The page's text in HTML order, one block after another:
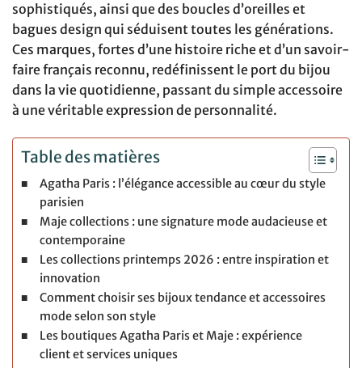
sophistiqués, ainsi que des boucles d’oreilles et
bagues design qui séduisent toutes les générations.
Ces marques, fortes d’une histoire riche et d’un savoir-
faire français reconnu, redéfinissent le port du bijou
dans la vie quotidienne, passant du simple accessoire
à une véritable expression de personnalité.
Table des matières
Agatha Paris : l’élégance accessible au cœur du style
parisien
Maje collections : une signature mode audacieuse et
contemporaine
Les collections printemps 2026 : entre inspiration et
innovation
Comment choisir ses bijoux tendance et accessoires
mode selon son style
Les boutiques Agatha Paris et Maje : expérience
client et services uniques